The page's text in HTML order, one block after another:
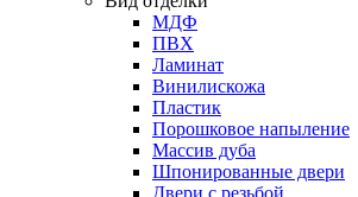
МДФ
ПВХ
Ламинат
Винилискожа
Пластик
Порошковое напыление
Массив дуба
Шпонированные двери